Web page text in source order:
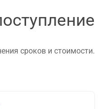
сроков и стоимости.